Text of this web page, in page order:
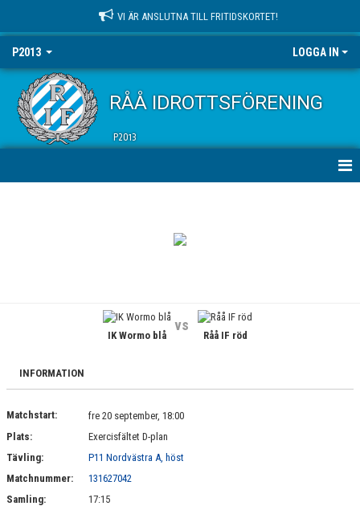
VI ÄR ANSLUTNA TILL FRITIDSKORTET!
P2013 LOGGA IN
RÅÅ IDROTTSFÖRENING
P2013
BILDGALLERI
KONTAKT
IK Wormo blå
vs
Råå IF röd
INFORMATION
Matchstart:
fre 20 september, 18:00
Plats:
Exercisfältet D-plan
Tävling:
P11 Nordvästra A, höst
Matchnummer:
131627042
Samling:
17:15